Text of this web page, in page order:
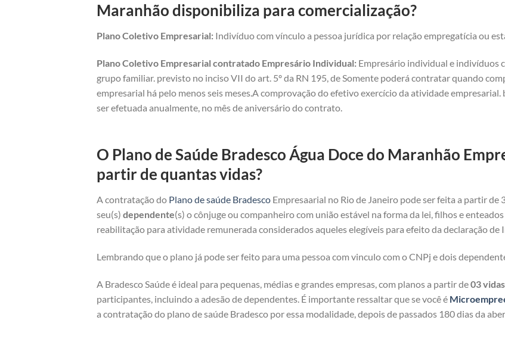
Maranhão disponibiliza para comercialização?
Plano Coletivo Empresarial: Indivíduo com vínculo a pessoa jurídica por relação empregatícia ou
Plano Coletivo Empresarial contratado Empresário Individual: Empresário individual e indivíduos
grupo familiar. previsto no inciso VII do art. 5º da RN 195, de Somente poderá contratar quando
empresarial há pelo menos seis meses.A comprovação do efetivo exercício da atividade
ser efetuada anualmente, no mês de aniversário do contrato.
O Plano de Saúde Bradesco Água Doce do Maranhão
partir de quantas vidas?
A contratação do Plano de saúde Bradesco Empresaarial no Rio de Janeiro pode ser feita a partir
seu(s) dependente(s) o cônjuge ou companheiro com união estável na forma da lei, filhos e
reabilitação para atividade remunerada considerados aqueles elegíveis para efeito da declaração
Lembrando que o plano já pode ser feito para uma pessoa com vinculo com o CNPj e dois
A Bradesco Saúde é ideal para pequenas, médias e grandes empresas, com planos a partir de03 vidas
participantes, incluindo a adesão de dependentes. É importante ressaltar que se você é
a contratação do plano de saúde Bradesco por essa modalidade, depois de passados 180 dias da